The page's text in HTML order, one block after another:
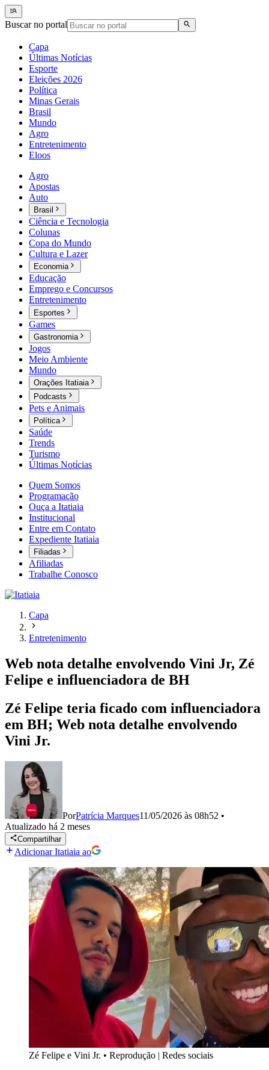
Buscar no portal
Capa
Últimas Notícias
Esporte
Eleições 2026
Política
Minas Gerais
Brasil
Mundo
Agro
Entretenimento
Eloos
Agro
Apostas
Auto
Brasil
Ciência e Tecnologia
Colunas
Copa do Mundo
Cultura e Lazer
Economia
Educação
Emprego e Concursos
Entretenimento
Esportes
Games
Gastronomia
Jogos
Meio Ambiente
Mundo
Orações Itatiaia
Podcasts
Pets e Animais
Política
Saúde
Trends
Turismo
Últimas Notícias
Quem Somos
Programação
Ouça a Itatiaia
Institucional
Entre em Contato
Expediente Itatiaia
Filiadas
Afiliadas
Trabalhe Conosco
Capa
Entretenimento
Web nota detalhe envolvendo Vini Jr, Zé
Felipe e influenciadora de BH
Zé Felipe teria ficado com influenciadora
em BH; Web nota detalhe envolvendo
Vini Jr.
PorPatrícia Marques11/05/2026 às 08h52 •
Atualizado há 2 meses
Compartilhar
Adicionar Itatiaia ao
Zé Felipe e Vini Jr. • Reprodução | Redes sociais